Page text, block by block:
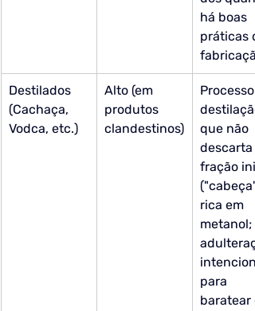
há boas
práticas
Destilados
(Cachaça,
Vodca, etc.)
Alto (em
produtos
clandestinos)
Processo
que não
descarta
fração
rica em
metanol;
para
baratear